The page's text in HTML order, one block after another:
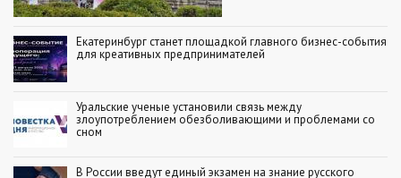
Екатеринбург станет площадкой главного бизнес-события
для креативных предпринимателей
Уральские ученые установили связь между
злоупотреблением обезболивающими и проблемами со
сном
В России введут единый экзамен на знание русского